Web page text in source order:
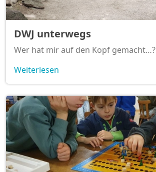
DWJ unterwegs
Wer hat mir auf den Kopf gemacht…?
Weiterlesen